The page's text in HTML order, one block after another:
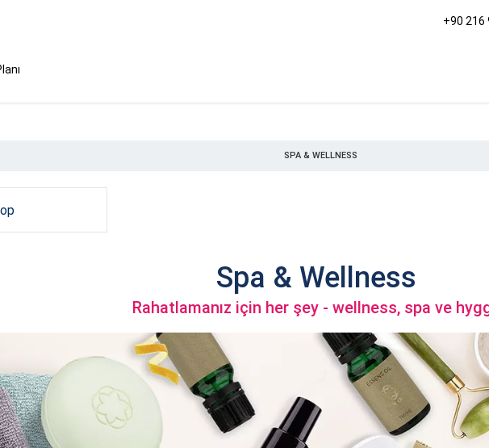
+90 216
SPA & WELLNESS
Spa & Wellness
Rahatlamanız için her şey - wellness, spa ve